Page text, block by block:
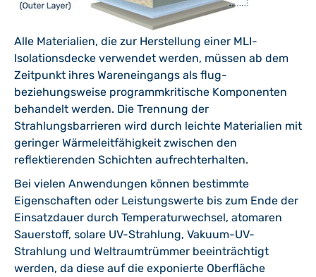
Alle Materialien, die zur Herstellung einer MLI-
Isolationsdecke verwendet werden, müssen ab dem
Zeitpunkt ihres Wareneingangs als flug-
beziehungsweise programmkritische Komponenten
behandelt werden. Die Trennung der
Strahlungsbarrieren wird durch leichte Materialien mit
geringer Wärmeleitfähigkeit zwischen den
reflektierenden Schichten aufrechterhalten.
Bei vielen Anwendungen können bestimmte
Eigenschaften oder Leistungswerte bis zum Ende der
Einsatzdauer durch Temperaturwechsel, atomaren
Sauerstoff, solare UV-Strahlung, Vakuum-UV-
Strahlung und Weltraumtrümmer beeinträchtigt
werden, da diese auf die exponierte Oberfläche